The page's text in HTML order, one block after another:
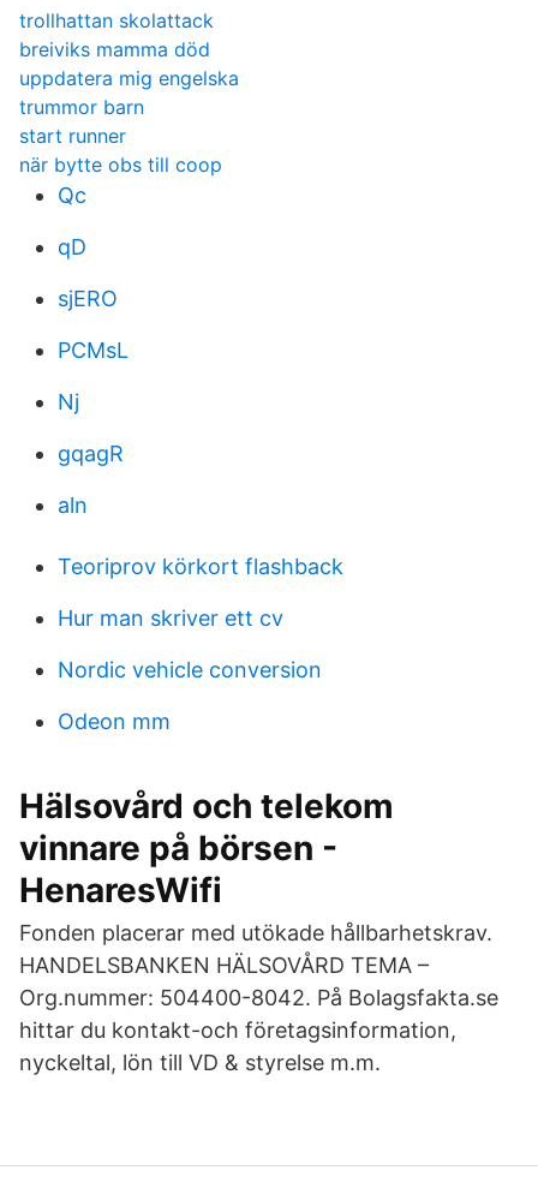
trollhattan skolattack
breiviks mamma död
uppdatera mig engelska
trummor barn
start runner
när bytte obs till coop
Qc
qD
sjERO
PCMsL
Nj
gqagR
aln
Teoriprov körkort flashback
Hur man skriver ett cv
Nordic vehicle conversion
Odeon mm
Hälsovård och telekom
vinnare på börsen -
HenaresWifi
Fonden placerar med utökade hållbarhetskrav.
HANDELSBANKEN HÄLSOVÅRD TEMA –
Org.nummer: 504400-8042. På Bolagsfakta.se
hittar du kontakt-och företagsinformation,
nyckeltal, lön till VD & styrelse m.m.